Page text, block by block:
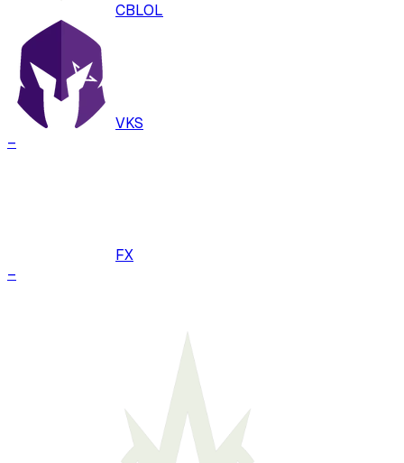
CBLOL
VKS
–
FX
–